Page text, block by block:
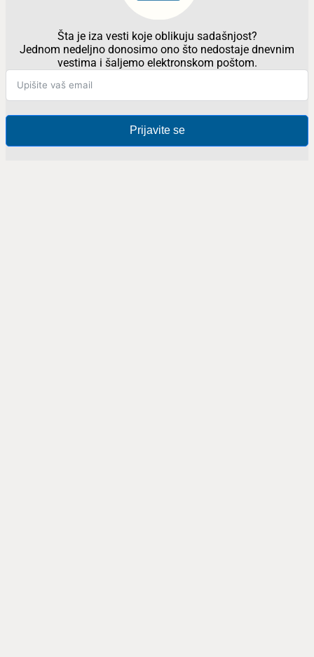
Šta je iza vesti koje oblikuju sadašnjost?
Jednom nedeljno donosimo ono što nedostaje dnevnim
vestima i šaljemo elektronskom poštom.
Prijavite se